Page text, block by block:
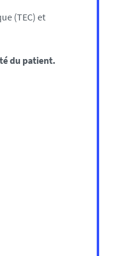
(TEC) et
du patient.